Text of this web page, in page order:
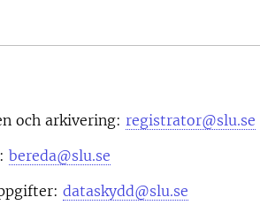
och arkivering: registrator@slu.se
bereda@slu.se
dataskydd@slu.se